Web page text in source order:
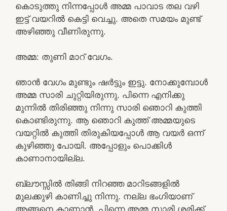
കൊടുത്തു നിന്നപ്പോൾ അമ്മ പാവാട തല വഴി
ഇട്ട് വയറിൽ കെട്ടി വെച്ചു. അതെ സമയം മുണ്ട്
അഴിഞ്ഞു വീണിരുന്നു.
അമ്മ: തുണി മാറ് വേഗം.
ഞാൻ വേഗം മുണ്ടും ഷർട്ടും ഇട്ടു. നോക്കുമ്പോൾ
അമ്മ സാരി ചുറ്റിയിരുന്നു. പിന്നെ എനിക്കു
മുന്നിൽ തിരിഞ്ഞു നിന്നു സാരി ഞൊറി കുത്തി
കൊണ്ടിരുന്നു. ആ ഞൊറി കുത്ത് അമ്മയുടെ
വയറ്റിൽ കുത്തി തിരുകിയപ്പോൾ ആ വയർ ഒന്ന്
കുഴിഞ്ഞു പോയി. അപ്പോളും പൊക്കിൾ
കാണാനായില്ല.
ബ്ലൗസ്സിൽ തിങ്ങി നിറഞ്ഞ മാറിടങ്ങളിൽ
മുലക്കുഴി കാണിച്ചു നിന്നു. നല്ല ഭംഗിയാണ്
അങ്ങനെ കാണാൻ. പിന്നെ അമ്മ സാരി ശരിക്ക്